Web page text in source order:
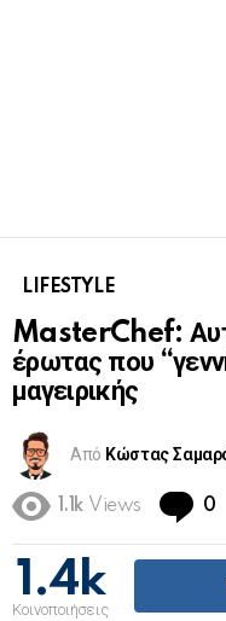
LIFESTYLE
MasterChef:
έρωτας που
μαγειρικής
Από Κώστας
1.1k Views 0
1.4k
Κοινοποιήσεις